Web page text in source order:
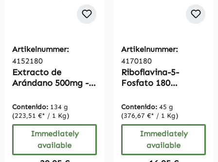
Artikelnummer:
4152180
Extracto de
Arándano 500mg -
vegano
Contenido: 134 g
(223,51 €* / 1 Kg)
Immediately
available
Artikelnummer:
4170180
Riboflavina-5-
Fosfato 180
Contenido: 45 g
(376,67 €* / 1 Kg)
Immediately
available